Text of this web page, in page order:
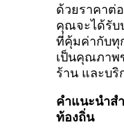
ด้วยราคาต่
คุณจะได้รับ
ที่คุ้มค่ากับทุ
เป็นคุณภาพ
ร้าน และบริ
คำแนะนำส
ท้องถิ่น